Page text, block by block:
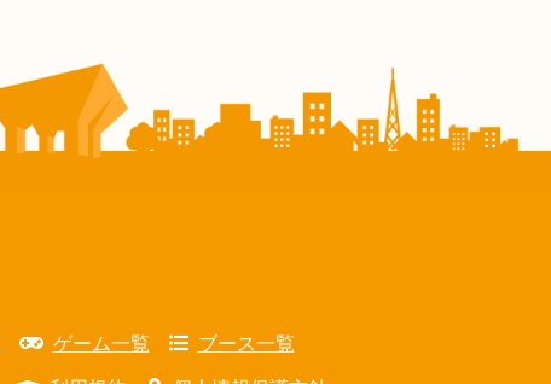
ゲーム一覧 ブース一覧